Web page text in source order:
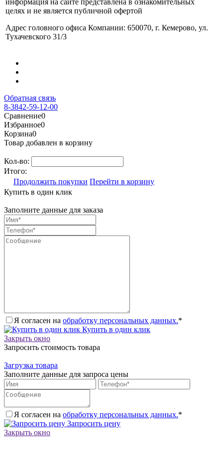
целях и не является публичной офертой
Адрес головного офиса Компании: 650070, г. Кемерово, ул.
Тухачевского 31/3
Обратная связь
8-3842-59-12-00
Сравнение0
Избранное0
Корзина0
Товар добавлен в корзину
Кол-во:
Итого:
Продолжить покупки Перейти в корзину
Купить в один клик
Заполните данные для заказа
Я согласен на обработку персональных данных.*
Купить в один клик
Закрыть окно
Запросить стоимость товара
Загрузка товара
Заполните данные для запроса цены
Я согласен на обработку персональных данных.*
Запросить цену
Закрыть окно